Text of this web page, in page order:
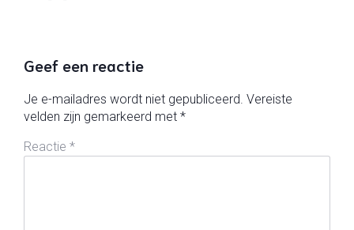
Geef een reactie
Je e-mailadres wordt niet gepubliceerd. Vereiste
velden zijn gemarkeerd met *
Reactie *